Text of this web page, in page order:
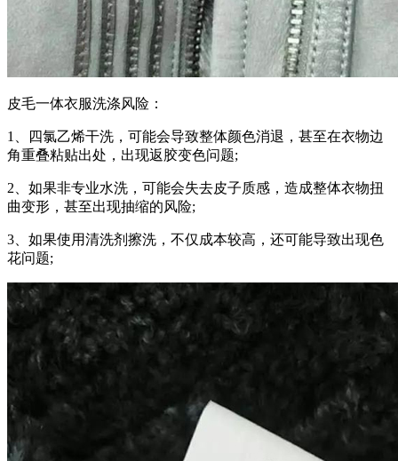
皮毛一体衣服洗涤风险：
1、四氯乙烯干洗，可能会导致整体颜色消退，甚至在衣物边
角重叠粘贴出处，出现返胶变色问题;
2、如果非专业水洗，可能会失去皮子质感，造成整体衣物扭
曲变形，甚至出现抽缩的风险;
3、如果使用清洗剂擦洗，不仅成本较高，还可能导致出现色
花问题;